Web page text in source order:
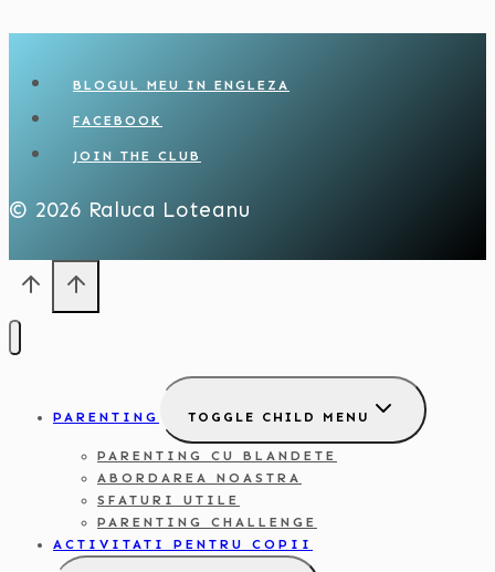
BLOGUL MEU IN ENGLEZA
FACEBOOK
JOIN THE CLUB
© 2026 Raluca Loteanu
PARENTING TOGGLE CHILD MENU
PARENTING CU BLANDETE
ABORDAREA NOASTRA
SFATURI UTILE
PARENTING CHALLENGE
ACTIVITATI PENTRU COPII